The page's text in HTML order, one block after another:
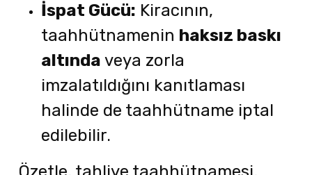
İspat Gücü: Kiracının,
taahhütnamenin haksız baskı
altında veya zorla
imzalatıldığını kanıtlaması
halinde de taahhütname iptal
edilebilir.